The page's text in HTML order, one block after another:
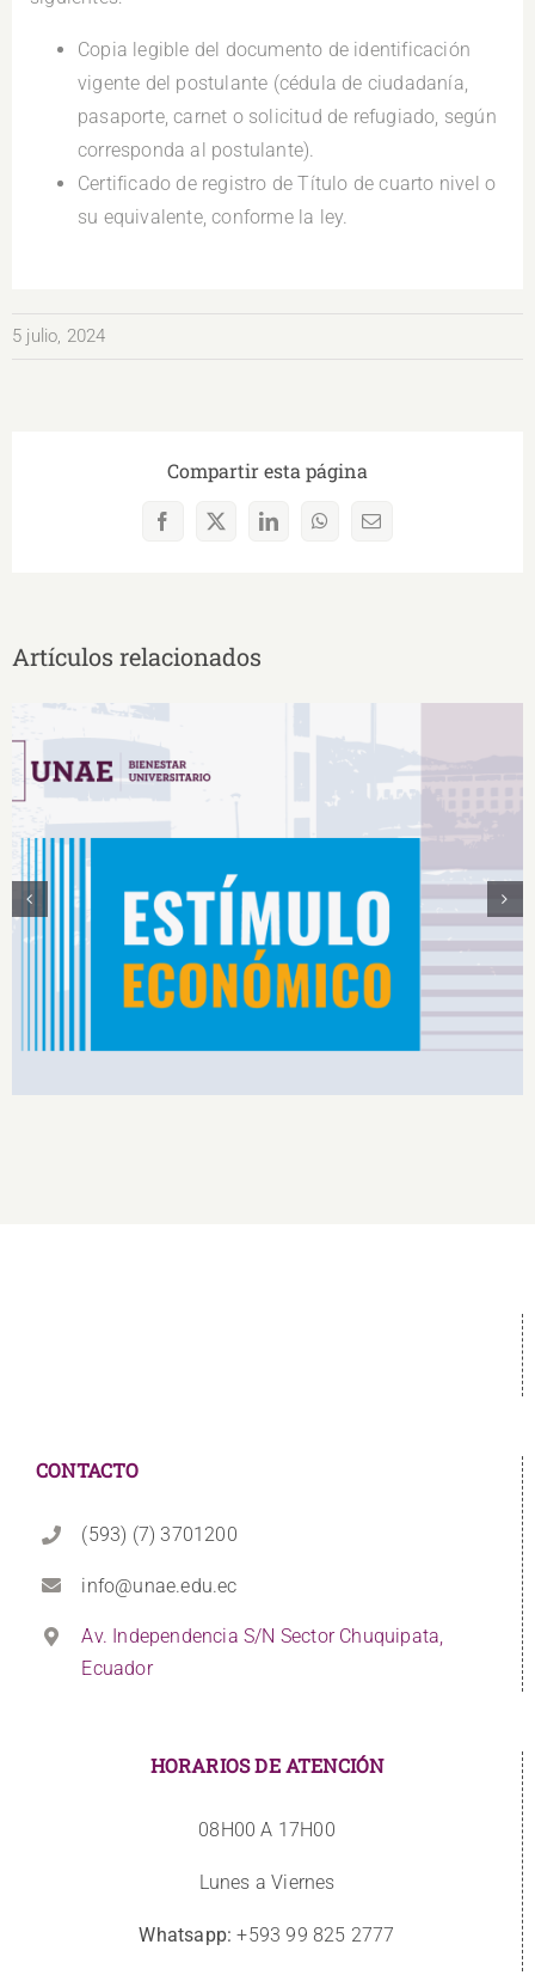
Copia legible del documento de identificación
vigente del postulante (cédula de ciudadanía,
pasaporte, carnet o solicitud de refugiado, según
corresponda al postulante).
Certificado de registro de Título de cuarto nivel o
su equivalente, conforme la ley.
5 julio, 2024
Compartir esta página
Facebook
X LinkedInWhatsAppCorreo
Artículos relacionados
Estímulos Económicos para Deportistas de Alto
Rendimiento IS2026
CONTACTO
(593) (7) 3701200
info@unae.edu.ec
Av. Independencia S/N Sector Chuquipata,
Ecuador
HORARIOS DE ATENCIÓN
08H00 A 17H00
Lunes a Viernes
Whatsapp: +593 99 825 2777